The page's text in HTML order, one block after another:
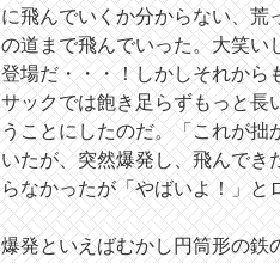
に飛んでいくか分からない、荒
の道まで飛んでいった。大笑い
登場だ・・・！しかしそれから
サックでは飽き足らずもっと長
うことにしたのだ。「これが拙
いたが、突然爆発し、飛んでき
らなかったが「やばいよ！」と
爆発といえばむかし円筒形の鉄